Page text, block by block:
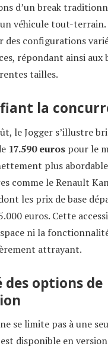
d’un break
véhicule tout-
des configurations
répondant ainsi aux
tailles.
la
le Jogger s’illustre
17.590 euros pour le
plus
comme le Renault
les prix de base
euros. Cette
ni la
attrayant.
options de
se limite pas à une
disponible en version